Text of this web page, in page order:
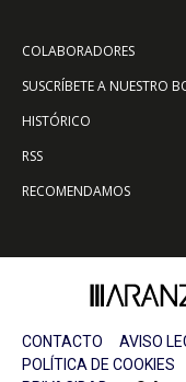
COLABORADORES
SUSCRÍBETE A NUESTRO
HISTÓRICO
RSS
RECOMENDAMOS
CONTACTO AVISO
POLÍTICA DE COOKIES